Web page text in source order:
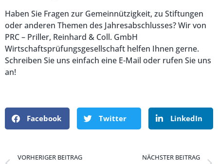
Haben Sie Fragen zur Gemeinnützigkeit, zu Stiftungen
oder anderen Themen des Jahresabschlusses? Wir von
PRC – Priller, Reinhard & Coll. GmbH
Wirtschaftsprüfungsgesellschaft helfen Ihnen gerne.
Schreiben Sie uns einfach eine E-Mail oder rufen Sie uns
an!
Facebook Twitter LinkedIn
VORHERIGER BEITRAG NÄCHSTER BEITRAG